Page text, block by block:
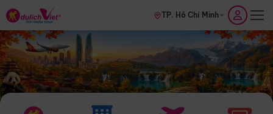
TP. Hồ Chí Minh